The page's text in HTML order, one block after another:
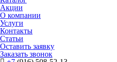
Акции
О компании
Услуги
Контакты
Статьи
Оставить заявку
Заказать звонок